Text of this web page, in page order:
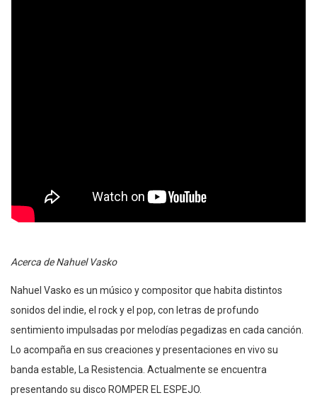
Acerca de Nahuel Vasko
Nahuel Vasko es un músico y compositor que habita distintos
sonidos del indie, el rock y el pop, con letras de profundo
sentimiento impulsadas por melodías pegadizas en cada canción.
Lo acompaña en sus creaciones y presentaciones en vivo su
banda estable, La Resistencia. Actualmente se encuentra
presentando su disco ROMPER EL ESPEJO.